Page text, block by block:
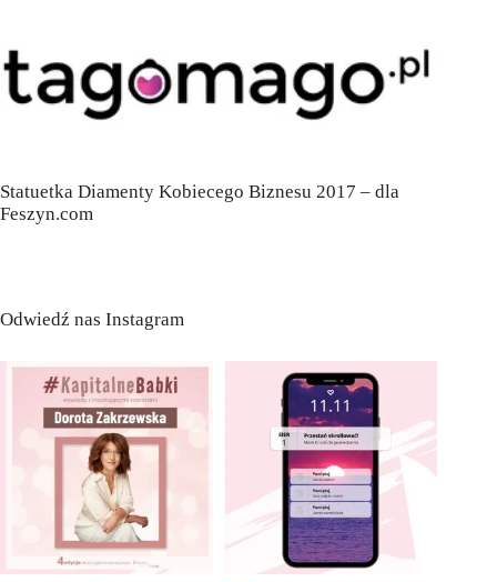
Statuetka Diamenty Kobiecego Biznesu 2017 – dla
Feszyn.com
Odwiedź nas Instagram